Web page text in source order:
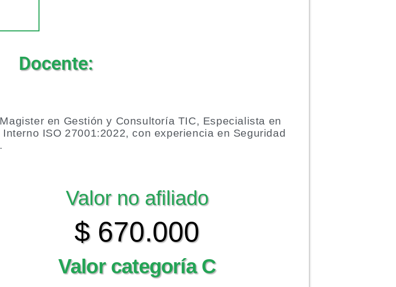
Docente:
en Gestión y Consultoría TIC, Especialista en
ISO 27001:2022, con experiencia en Seguridad
Valor no afiliado
$ 670.000
Valor categoría C